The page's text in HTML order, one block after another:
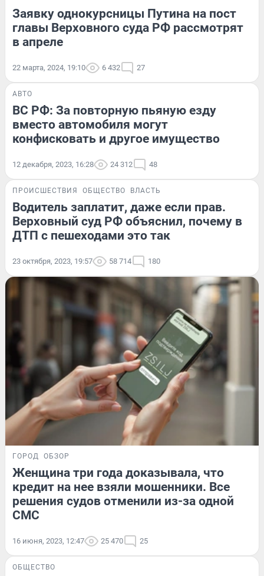
Заявку однокурсницы Путина на пост
главы Верховного суда РФ рассмотрят
в апреле
22 марта, 2024, 19:10 6 432 27
АВТО
ВС РФ: За повторную пьяную езду
вместо автомобиля могут
конфисковать и другое имущество
12 декабря, 2023, 16:28 24 312 48
ПРОИСШЕСТВИЯ ОБЩЕСТВО ВЛАСТЬ
Водитель заплатит, даже если прав.
Верховный суд РФ объяснил, почему в
ДТП с пешеходами это так
23 октября, 2023, 19:57 58 714 180
ГОРОД ОБЗОР
Женщина три года доказывала, что
кредит на нее взяли мошенники. Все
решения судов отменили из-за одной
СМС
16 июня, 2023, 12:47 25 470 25
ОБЩЕСТВО